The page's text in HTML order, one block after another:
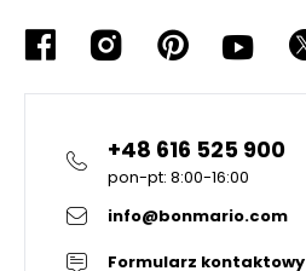
+48 616 525 900
pon-pt: 8:00-16:00
info@bonmario.com
Formularz kontaktowy